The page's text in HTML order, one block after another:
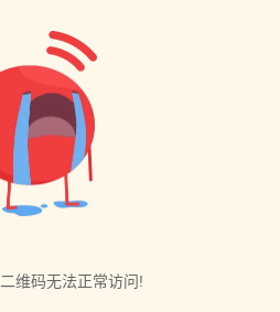
维码无法正常访问!